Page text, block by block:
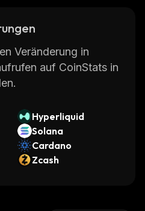
Veränderung in
auf CoinStats in
Hyperliquid
Solana
Cardano
Zcash